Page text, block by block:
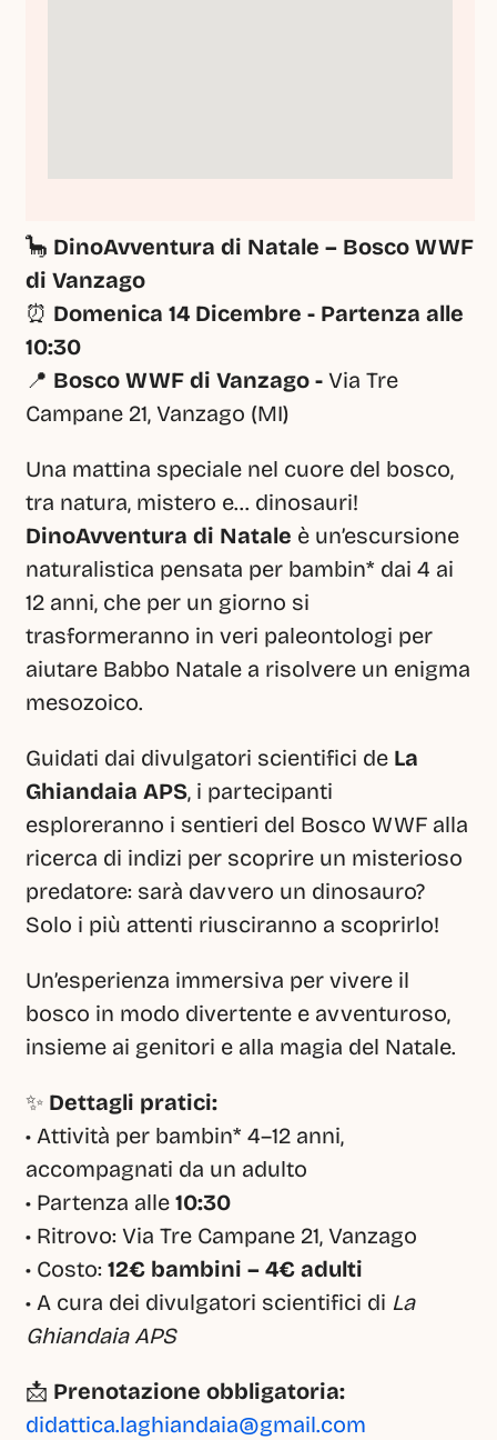
🦕 DinoAvventura di Natale – Bosco WWF
di Vanzago
⏰ Domenica 14 Dicembre - Partenza alle
10:30
📍 Bosco WWF di Vanzago - Via Tre
Campane 21, Vanzago (MI)
Una mattina speciale nel cuore del bosco,
tra natura, mistero e… dinosauri!
DinoAvventura di Natale è un’escursione
naturalistica pensata per bambin* dai 4 ai
12 anni, che per un giorno si
trasformeranno in veri paleontologi per
aiutare Babbo Natale a risolvere un enigma
mesozoico.
Guidati dai divulgatori scientifici de La
Ghiandaia APS, i partecipanti
esploreranno i sentieri del Bosco WWF alla
ricerca di indizi per scoprire un misterioso
predatore: sarà davvero un dinosauro?
Solo i più attenti riusciranno a scoprirlo!
Un’esperienza immersiva per vivere il
bosco in modo divertente e avventuroso,
insieme ai genitori e alla magia del Natale.
✨ Dettagli pratici:
• Attività per bambin* 4–12 anni,
accompagnati da un adulto
• Partenza alle 10:30
• Ritrovo: Via Tre Campane 21, Vanzago
• Costo: 12€ bambini – 4€ adulti
• A cura dei divulgatori scientifici di La
Ghiandaia APS
📩 Prenotazione obbligatoria:
didattica.laghiandaia@gmail.com